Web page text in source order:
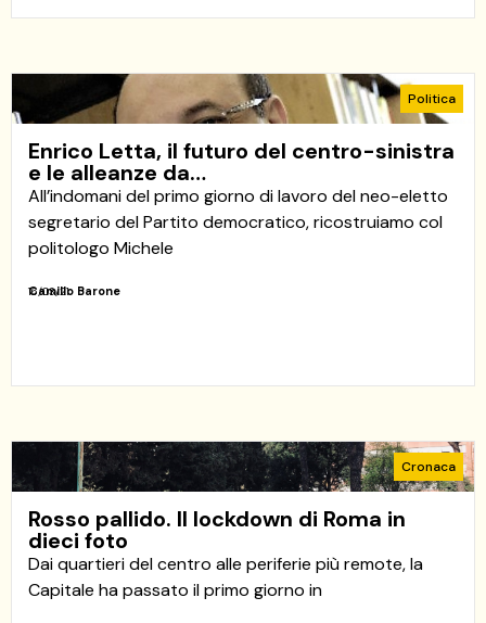
Politica
Enrico Letta, il futuro del centro-sinistra
e le alleanze da…
All’indomani del primo giorno di lavoro del neo-eletto
segretario del Partito democratico, ricostruiamo col
politologo Michele
16/03/21
Camillo Barone
Cronaca
Rosso pallido. Il lockdown di Roma in
dieci foto
Dai quartieri del centro alle periferie più remote, la
Capitale ha passato il primo giorno in